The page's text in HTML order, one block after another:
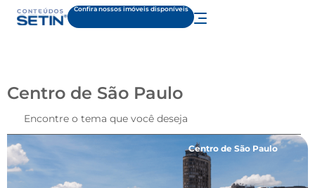
Confira nossos imóveis disponíveis
Centro de São Paulo
Centro de São Paulo